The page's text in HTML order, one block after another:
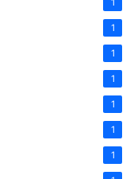
1
1
1
1
1
1
1